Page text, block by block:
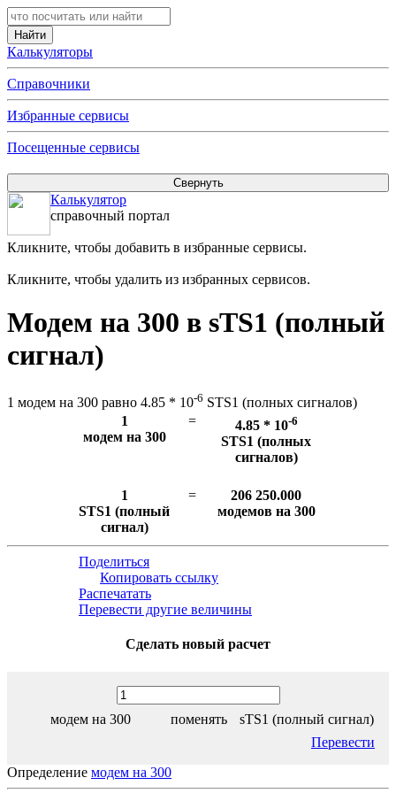
Калькуляторы
Справочники
Избранные сервисы
Посещенные сервисы
Калькулятор
справочный портал
Кликните, чтобы добавить в избранные сервисы.
Кликните, чтобы удалить из избранных сервисов.
Модем на 300 в sTS1 (полный
сигнал)
1 модем на 300 равно 4.85 * 10-6 STS1 (полных сигналов)
1
модем на 300
= 4.85 * 10-6
STS1 (полных
сигналов)
1
STS1 (полный
сигнал)
=
206 250.000
модемов на 300
Поделиться
Копировать ссылку
Распечатать
Перевести другие величины
Сделать новый расчет
модем на 300 поменять
sTS1 (полный сигнал)
Перевести
Определение модем на 300